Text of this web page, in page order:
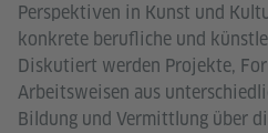
Perspektiven in Kunst und
konkrete berufliche und
Diskutiert werden Projekte,
Arbeitsweisen aus
Bildung und Vermittlung über